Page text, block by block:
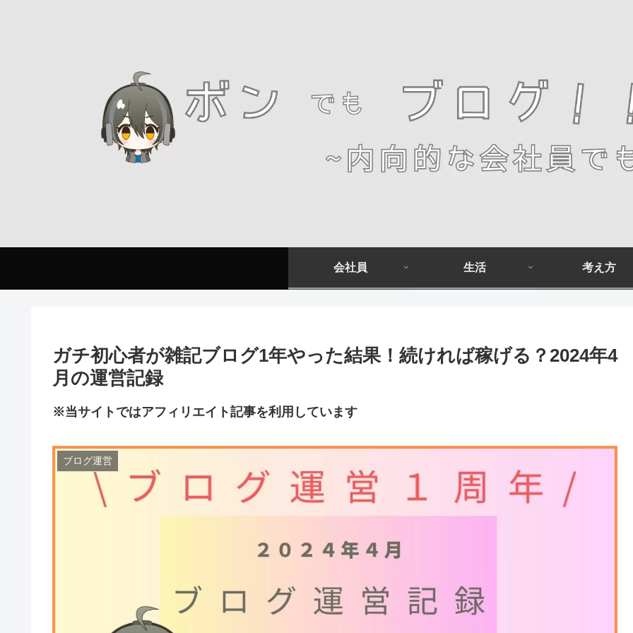
会社員 生活 考え方
ガチ初心者が雑記ブログ1年やった結果！続ければ稼げる？2024年4
月の運営記録
※当サイトではアフィリエイト記事を利用しています
ブログ運営